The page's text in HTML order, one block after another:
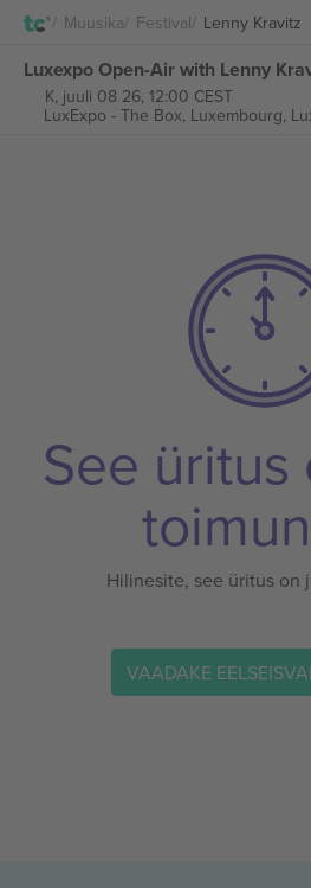
Muusika Festival Lenny Kravitz
Luxexpo Open-Air with Lenny
K, juuli 08 26, 12:00 CEST
LuxExpo - The Box, Luxembourg,
See üritus
Hilinesite, see üritus on
VAADAKE